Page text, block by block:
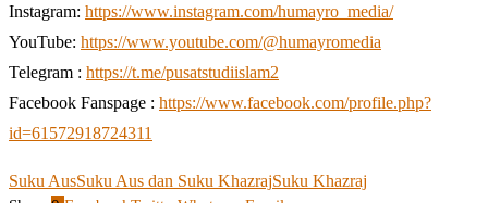
Instagram: https://www.instagram.com/humayro_media/
YouTube: https://www.youtube.com/@humayromedia
Telegram : https://t.me/pusatstudiislam2
Facebook Fanspage : https://www.facebook.com/profile.php?
id=61572918724311
Suku AusSuku Aus dan Suku KhazrajSuku Khazraj